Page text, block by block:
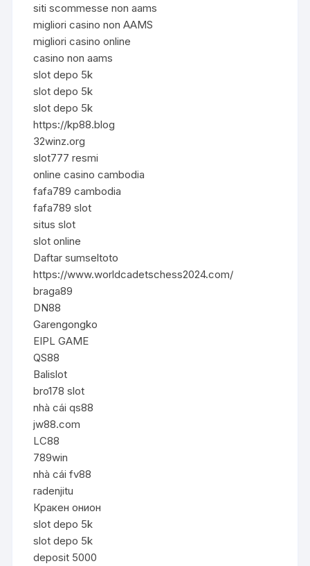
siti scommesse non aams
migliori casino non AAMS
migliori casino online
casino non aams
slot depo 5k
slot depo 5k
slot depo 5k
https://kp88.blog
32winz.org
slot777 resmi
online casino cambodia
fafa789 cambodia
fafa789 slot
situs slot
slot online
Daftar sumseltoto
https://www.worldcadetschess2024.com/
braga89
DN88
Garengongko
EIPL GAME
QS88
Balislot
bro178 slot
nhà cái qs88
jw88.com
LC88
789win
nhà cái fv88
radenjitu
Кракен онион
slot depo 5k
slot depo 5k
deposit 5000